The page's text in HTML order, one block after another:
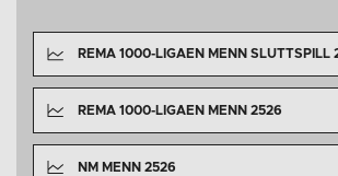
REMA 1000-LIGAEN MENN SLUTTSPILL
REMA 1000-LIGAEN MENN 2526
NM MENN 2526